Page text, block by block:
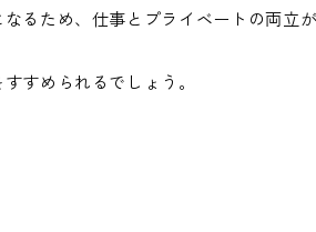
るため、仕事とプライベートの両立が
すめられるでしょう。